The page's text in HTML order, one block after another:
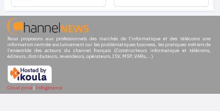
Nous proposons aux professionnels des marchés de l'informatique et des télécoms une
information centrée exclusivement sur les problématiques business, les pratiques métiers de
l'ensemble des acteurs du channel français (Constructeurs informatique et télécoms,
éditeurs, distributeurs, revendeurs, opérateurs, ISV, MSP, VARs,...)
Cloud privé | Infogérance